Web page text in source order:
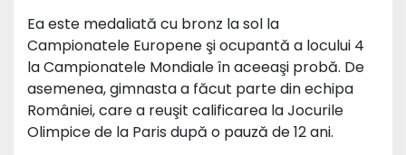
Ea este medaliată cu bronz la sol la
Campionatele Europene şi ocupantă a locului 4
la Campionatele Mondiale în aceeaşi probă. De
asemenea, gimnasta a făcut parte din echipa
României, care a reuşit calificarea la Jocurile
Olimpice de la Paris după o pauză de 12 ani.